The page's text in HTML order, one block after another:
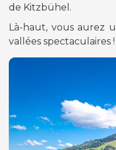
de Kitzbühel.
Là-haut, vous aurez
vallées spectaculaires !